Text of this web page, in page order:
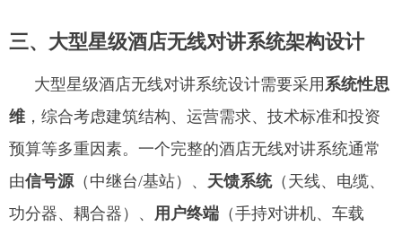
三、 大型星级酒店无线对讲系统架构设计
大型星级酒店无线对讲系统设计需要采用 系统性思
维 ，综合考虑建筑结构、运营需求、技术标准和投资
预算等多重因素。一个完整的酒店无线对讲系统通常
由信号源 （中继台/基站）、 天馈系统（天线、电缆、
功分器、耦合器）、 用户终端 （手持对讲机、车载